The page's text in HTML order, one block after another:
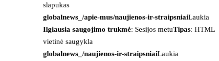
slapukas
globalnews_/apie-mus/naujienos-ir-straipsniaiLaukia
Ilgiausia saugojimo trukmė: Sesijos metuTipas: HTML
vietinė saugykla
globalnews_/naujienos-ir-straipsniaiLaukia